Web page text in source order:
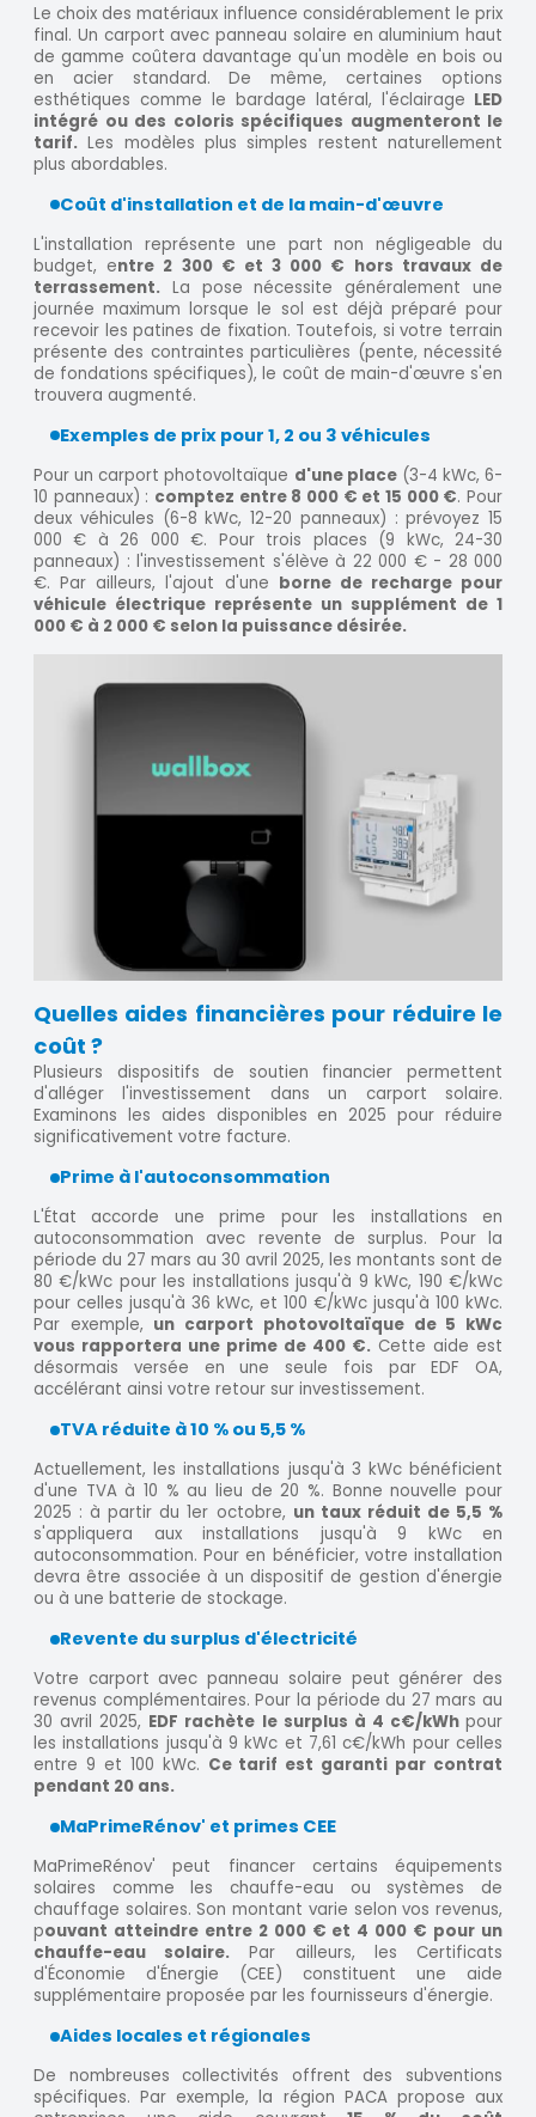
Le choix des matériaux influence considérablement le prix
final. Un carport avec panneau solaire en aluminium haut
de gamme coûtera davantage qu'un modèle en bois ou
en acier standard. De même, certaines options
esthétiques comme le bardage latéral, l'éclairage LED
intégré ou des coloris spécifiques augmenteront le
tarif. Les modèles plus simples restent naturellement
plus abordables.
Coût d'installation et de la main-d'œuvre
L'installation représente une part non négligeable du
budget, entre 2 300 € et 3 000 € hors travaux de
terrassement. La pose nécessite généralement une
journée maximum lorsque le sol est déjà préparé pour
recevoir les patines de fixation. Toutefois, si votre terrain
présente des contraintes particulières (pente, nécessité
de fondations spécifiques), le coût de main-d'œuvre s'en
trouvera augmenté.
Exemples de prix pour 1, 2 ou 3 véhicules
Pour un carport photovoltaïque d'une place(3-4 kWc, 6-
10 panneaux) : comptez entre 8 000 € et 15 000 €. Pour
deux véhicules (6-8 kWc, 12-20 panneaux) : prévoyez 15
000 € à 26 000 €. Pour trois places (9 kWc, 24-30
panneaux) : l'investissement s'élève à 22 000 € - 28 000
€. Par ailleurs, l'ajout d'une borne de recharge pour
véhicule électrique représente un supplément de 1
000 € à 2 000 € selon la puissance désirée.
Quelles aides financières pour réduire le
coût ?
Plusieurs dispositifs de soutien financier permettent
d'alléger l'investissement dans un carport solaire.
Examinons les aides disponibles en 2025 pour réduire
significativement votre facture.
Prime à l'autoconsommation
L'État accorde une prime pour les installations en
autoconsommation avec revente de surplus. Pour la
période du 27 mars au 30 avril 2025, les montants sont de
80 €/kWc pour les installations jusqu'à 9 kWc, 190 €/kWc
pour celles jusqu'à 36 kWc, et 100 €/kWc jusqu'à 100 kWc.
Par exemple, un carport photovoltaïque de 5 kWc
vous rapportera une prime de 400 €. Cette aide est
désormais versée en une seule fois par EDF OA,
accélérant ainsi votre retour sur investissement.
TVA réduite à 10 % ou 5,5 %
Actuellement, les installations jusqu'à 3 kWc bénéficient
d'une TVA à 10 % au lieu de 20 %. Bonne nouvelle pour
2025 : à partir du 1er octobre, un taux réduit de 5,5 %
s'appliquera aux installations jusqu'à 9 kWc en
autoconsommation. Pour en bénéficier, votre installation
devra être associée à un dispositif de gestion d'énergie
ou à une batterie de stockage.
Revente du surplus d'électricité
Votre carport avec panneau solaire peut générer des
revenus complémentaires. Pour la période du 27 mars au
30 avril 2025, EDF rachète le surplus à 4 c€/kWhpour
les installations jusqu'à 9 kWc et 7,61 c€/kWh pour celles
entre 9 et 100 kWc. Ce tarif est garanti par contrat
pendant 20 ans.
MaPrimeRénov' et primes CEE
MaPrimeRénov' peut financer certains équipements
solaires comme les chauffe-eau ou systèmes de
chauffage solaires. Son montant varie selon vos revenus,
pouvant atteindre entre 2 000 € et 4 000 € pour un
chauffe-eau solaire. Par ailleurs, les Certificats
d'Économie d'Énergie (CEE) constituent une aide
supplémentaire proposée par les fournisseurs d'énergie.
Aides locales et régionales
De nombreuses collectivités offrent des subventions
spécifiques. Par exemple, la région PACA propose aux